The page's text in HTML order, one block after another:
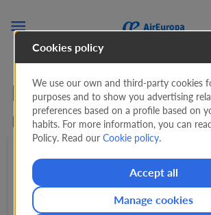

Flüge ab von
nach Kolumbien
Hin- und rückflug 1 Passagiere
Von
Cookies policy
We use our own and third-party cookies
purposes and to show you advertising
preferences based on a profile based on
habits. For more information, you can
Policy. Read ourCookie policy.
Accept all
Manage cookies